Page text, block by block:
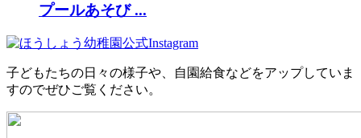
プールあそび ...
子どもたちの日々の様子や、自園給食などをアップしていま
すのでぜひご覧ください。